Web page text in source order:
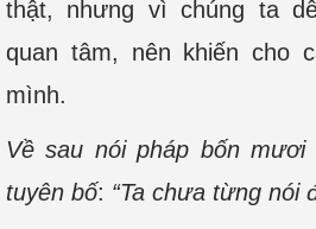
thật, nhưng vì chúng ta
quan tâm, nên khiến cho
mình.
Về sau nói pháp bốn
tuyên bố: “Ta chưa từng nói